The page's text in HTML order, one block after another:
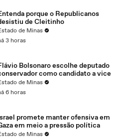
porque o Republicanos
de Cleitinho
de Minas
3 horas
Bolsonaro escolhe deputado
como candidato a vice
de Minas
6 horas
promete manter ofensiva em
em meio a pressão política
de Minas